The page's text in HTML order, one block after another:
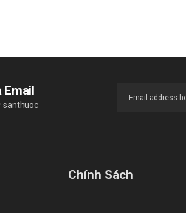
Email
santhuoc
Chính Sách